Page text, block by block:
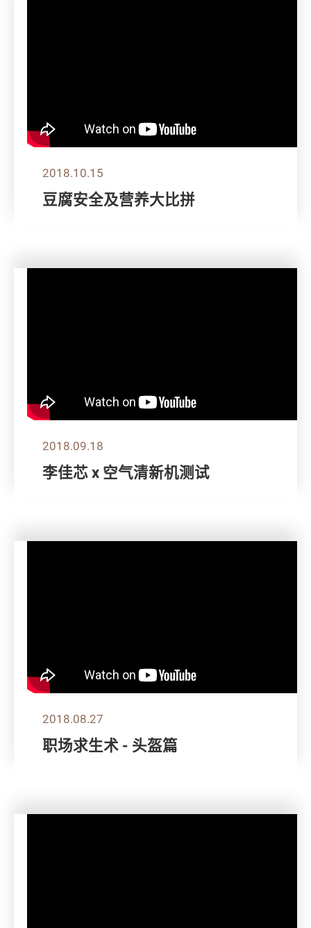
2018.10.15
豆腐安全及营养大比拼
2018.09.18
李佳芯 x 空气清新机测试
2018.08.27
职场求生术 - 头盔篇